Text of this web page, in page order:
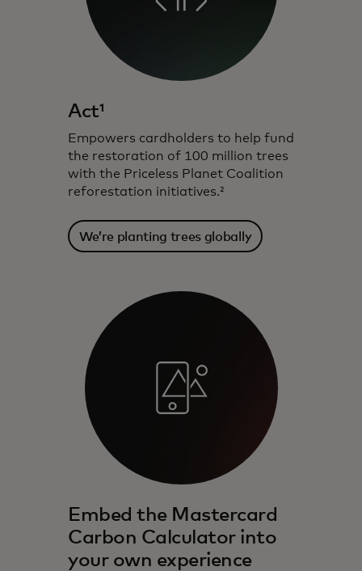
Act¹
Empowers cardholders to help fund
the restoration of 100 million trees
with the Priceless Planet Coalition
reforestation initiatives.²
We’re planting trees globally
Embed the Mastercard
Carbon Calculator into
your own experience